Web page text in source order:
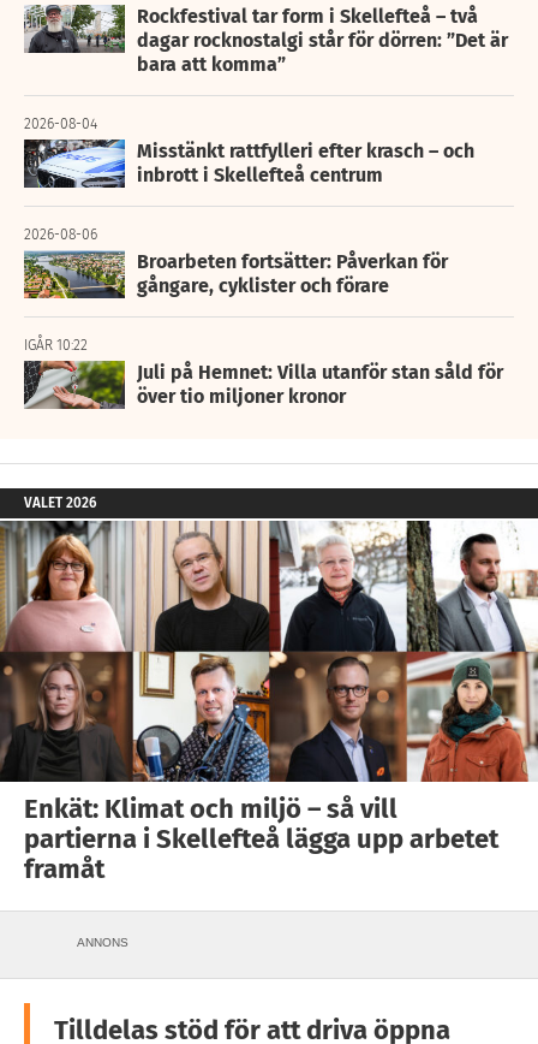
Rockfestival tar form i Skellefteå – två
dagar rocknostalgi står för dörren: ”Det är
bara att komma”
2026-08-04
Misstänkt rattfylleri efter krasch – och
inbrott i Skellefteå centrum
2026-08-06
Broarbeten fortsätter: Påverkan för
gångare, cyklister och förare
IGÅR 10:22
Juli på Hemnet: Villa utanför stan såld för
över tio miljoner kronor
VALET 2026
Enkät: Klimat och miljö – så vill
partierna i Skellefteå lägga upp arbetet
framåt
ANNONS
Tilldelas stöd för att driva öppna